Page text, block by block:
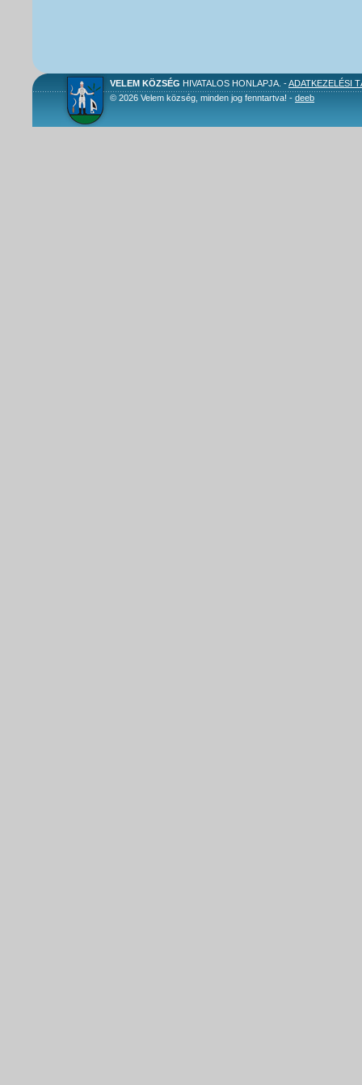
VELEM KÖZSÉG HIVATALOS HONLAPJA. -ADATKEZELÉSI
© 2026 Velem község, minden jog fenntartva! - deeb